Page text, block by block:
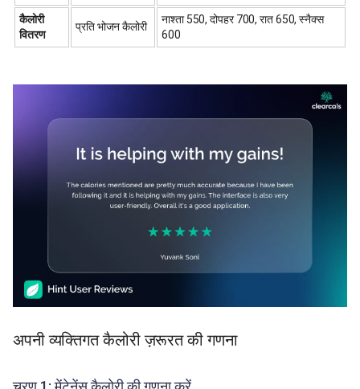
कैलोरी
वितरण
प्रति भोजन कैलोरी
नाश्ता 550, दोपहर 700, रात 650, स्नैक्स
600
अपनी व्यक्तिगत कैलोरी ज़रूरत की गणना